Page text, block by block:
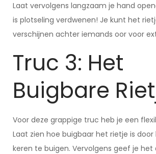
Laat vervolgens langzaam je hand
is plotseling verdwenen! Je kunt het
verschijnen achter iemands oor voor
Truc 3: Het
Buigbare
Voor deze grappige truc heb je een
Laat zien hoe buigbaar het rietje is
keren te buigen. Vervolgens geef je het